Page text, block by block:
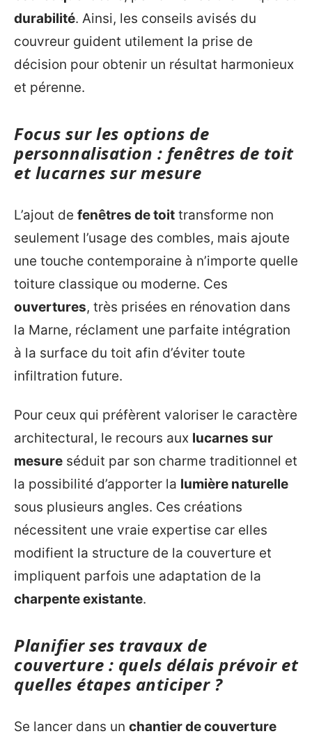
durabilité. Ainsi, les conseils avisés du
couvreur guident utilement la prise de
décision pour obtenir un résultat harmonieux
et pérenne.
Focus sur les options de
personnalisation : fenêtres de toit
et lucarnes sur mesure
L’ajout de fenêtres de toit transforme non
seulement l’usage des combles, mais ajoute
une touche contemporaine à n’importe quelle
toiture classique ou moderne. Ces
ouvertures, très prisées en rénovation dans
la Marne, réclament une parfaite intégration
à la surface du toit afin d’éviter toute
infiltration future.
Pour ceux qui préfèrent valoriser le caractère
architectural, le recours aux lucarnes sur
mesure séduit par son charme traditionnel et
la possibilité d’apporter la lumière naturelle
sous plusieurs angles. Ces créations
nécessitent une vraie expertise car elles
modifient la structure de la couverture et
impliquent parfois une adaptation de la
charpente existante.
Planifier ses travaux de
couverture : quels délais prévoir et
quelles étapes anticiper ?
Se lancer dans un chantier de couverture